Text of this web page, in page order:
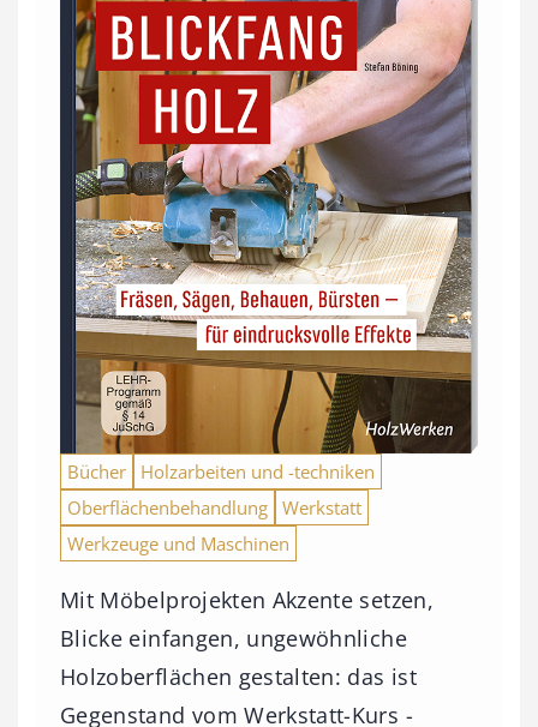
Bücher
Holzarbeiten und -techniken
Oberflächenbehandlung Werkstatt
Werkzeuge und Maschinen
Mit Möbelprojekten Akzente setzen,
Blicke einfangen, ungewöhnliche
Holzoberflächen gestalten: das ist
Gegenstand vom Werkstatt-Kurs -